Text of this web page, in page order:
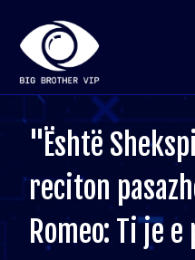
"Është
reciton
Romeo: Ti je